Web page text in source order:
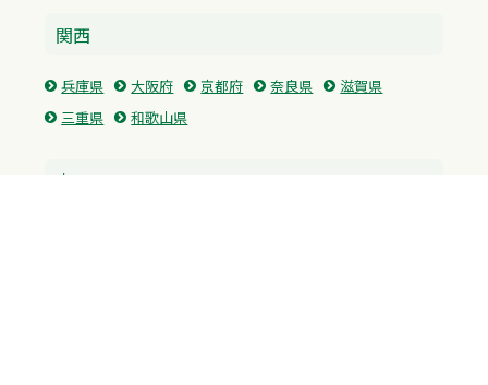
関西
兵庫県 大阪府 京都府 奈良県
滋賀県
三重県
和歌山県
中国・四国